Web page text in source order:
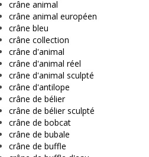
crâne animal
crâne animal européen
crâne bleu
crâne collection
crâne d'animal
crâne d'animal réel
crâne d'animal sculpté
crâne d'antilope
crâne de bélier
crâne de bélier sculpté
crâne de bobcat
crâne de bubale
crâne de buffle